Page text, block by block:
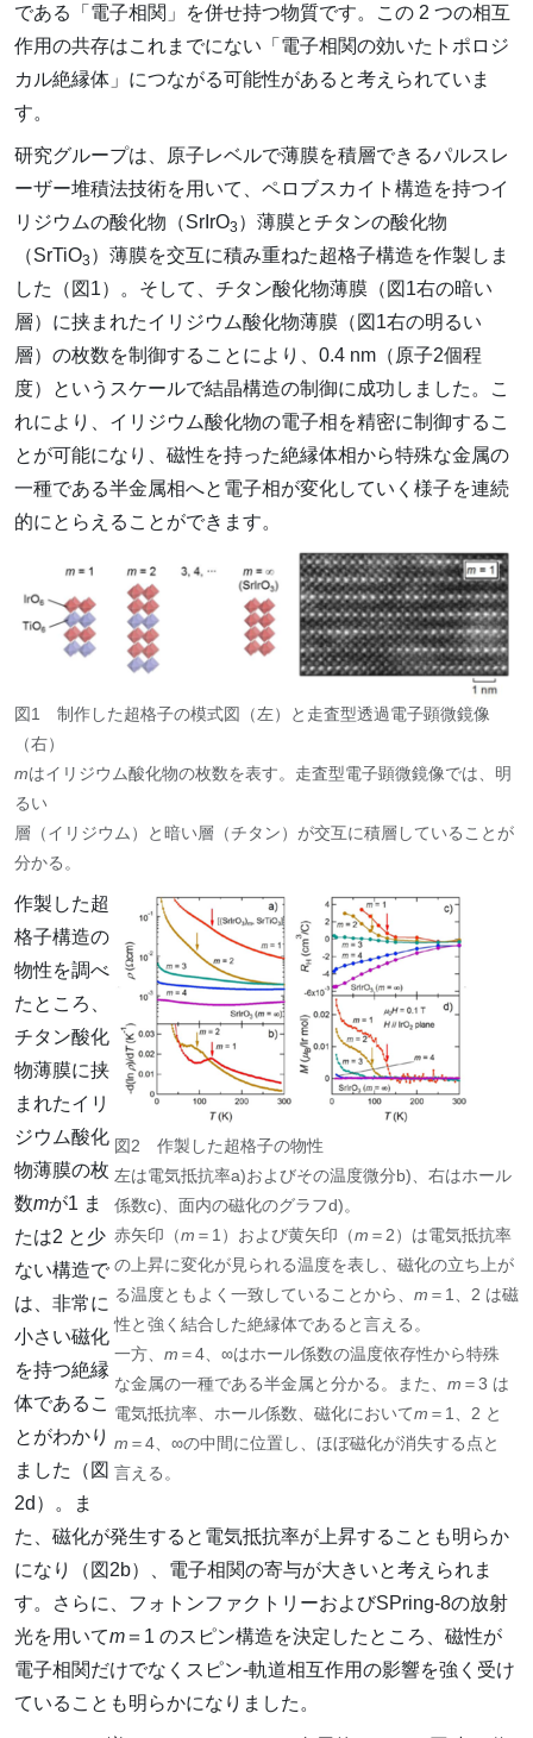
である「電子相関」を併せ持つ物質です。この 2 つの相互
作用の共存はこれまでにない「電子相関の効いたトポロジ
カル絶縁体」につながる可能性があると考えられていま
す。
研究グループは、原子レベルで薄膜を積層できるパルスレ
ーザー堆積法技術を用いて、ペロブスカイト構造を持つイ
リジウムの酸化物（SrIrO3 ）薄膜とチタンの酸化物
（SrTiO3 ）薄膜を交互に積み重ねた超格子構造を作製しま
した（図1）。そして、チタン酸化物薄膜（図1右の暗い
層）に挟まれたイリジウム酸化物薄膜（図1右の明るい
層）の枚数を制御することにより、0.4 nm（原子2個程
度）というスケールで結晶構造の制御に成功しました。こ
れにより、イリジウム酸化物の電子相を精密に制御するこ
とが可能になり、磁性を持った絶縁体相から特殊な金属の
一種である半金属相へと電子相が変化していく様子を連続
的にとらえることができます。
図1 制作した超格子の模式図（左）と走査型透過電子顕微鏡像
（右）
mはイリジウム酸化物の枚数を表す。走査型電子顕微鏡像では、明
るい
層（イリジウム）と暗い層（チタン）が交互に積層していることが
分かる。
図2 作製した超格子の物性
左は電気抵抗率a)およびその温度微分b)、右はホール
係数c)、面内の磁化のグラフd)。
赤矢印（m ＝1）および黄矢印（m ＝2）は電気抵抗率
の上昇に変化が見られる温度を表し、磁化の立ち上が
る温度ともよく一致していることから、 m ＝1、2 は磁
性と強く結合した絶縁体であると言える。
一方、 m ＝4、∞はホール係数の温度依存性から特殊
な金属の一種である半金属と分かる。また、 m ＝3 は
電気抵抗率、ホール係数、磁化においてm ＝1、2 と
m ＝4、∞の中間に位置し、ほぼ磁化が消失する点と
言える。
作製した超
格子構造の
物性を調べ
たところ、
チタン酸化
物薄膜に挟
まれたイリ
ジウム酸化
物薄膜の枚
数mが1 ま
たは2 と少
ない構造で
は、非常に
小さい磁化
を持つ絶縁
体であるこ
とがわかり
ました（図
2d）。ま
た、磁化が発生すると電気抵抗率が上昇することも明らか
になり（図2b）、電子相関の寄与が大きいと考えられま
す。さらに、フォトンファクトリーおよびSPring-8の放射
光を用いてm ＝1 のスピン構造を決定したところ、磁性が
電子相関だけでなくスピン‐軌道相互作用の影響を強く受け
ていることも明らかになりました。